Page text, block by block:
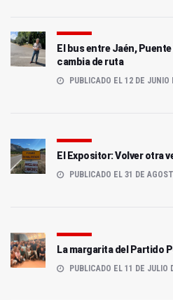
El bus entre Jaén,
cambia de ruta
PUBLICADO EL 12 DE JUNIO
El Expositor: Volver otra
PUBLICADO EL 31 DE
La margarita del Partido
PUBLICADO EL 11 DE JULIO